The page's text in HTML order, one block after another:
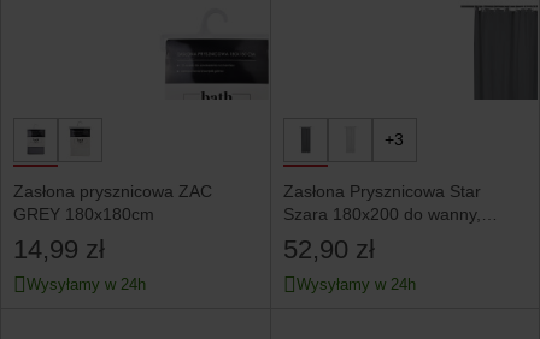
Zasłona prysznicowa ZAC
GREY 180x180cm
14,99 zł
Wysyłamy w 24h
+3
Zasłona Prysznicowa Star
Szara 180x200 do wanny,
kabiny
52,90 zł
Wysyłamy w 24h